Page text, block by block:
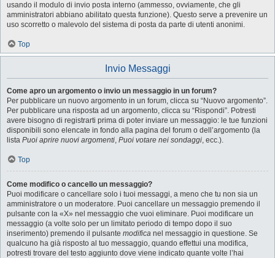
usando il modulo di invio posta interno (ammesso, ovviamente, che gli
amministratori abbiano abilitato questa funzione). Questo serve a prevenire un
uso scorretto o malevolo del sistema di posta da parte di utenti anonimi.
Top
Invio Messaggi
Come apro un argomento o invio un messaggio in un forum?
Per pubblicare un nuovo argomento in un forum, clicca su “Nuovo argomento”.
Per pubblicare una risposta ad un argomento, clicca su “Rispondi”. Potresti
avere bisogno di registrarti prima di poter inviare un messaggio: le tue funzioni
disponibili sono elencate in fondo alla pagina del forum o dell’argomento (la
lista Puoi aprire nuovi argomenti, Puoi votare nei sondaggi, ecc.).
Top
Come modifico o cancello un messaggio?
Puoi modificare o cancellare solo i tuoi messaggi, a meno che tu non sia un
amministratore o un moderatore. Puoi cancellare un messaggio premendo il
pulsante con la «X» nel messaggio che vuoi eliminare. Puoi modificare un
messaggio (a volte solo per un limitato periodo di tempo dopo il suo
inserimento) premendo il pulsante modifica nel messaggio in questione. Se
qualcuno ha già risposto al tuo messaggio, quando effettui una modifica,
potresti trovare del testo aggiunto dove viene indicato quante volte l’hai